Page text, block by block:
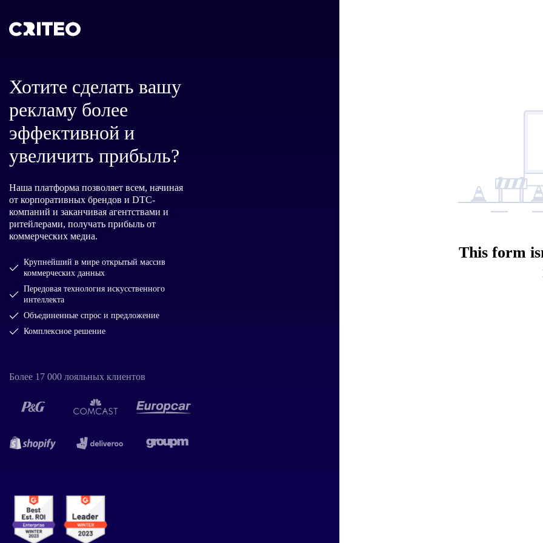
Хотите сделать вашу
рекламу более
эффективной и
увеличить прибыль?
Наша платформа позволяет всем, начиная
от корпоративных брендов и DTC-
компаний и заканчивая агентствами и
ритейлерами, получать прибыль от
коммерческих медиа.
Крупнейший в мире открытый массив
коммерческих данных
Передовая технология искусственного
интеллекта
Объединенные спрос и предложение
Комплексное решение
Более 17 000 лояльных клиентов
This form